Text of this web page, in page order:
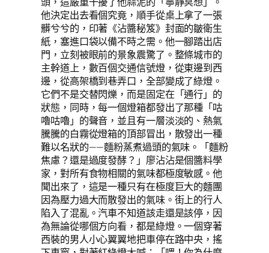
他決定出去看個究竟，順手從桌上拿了一張
髒兮兮的，印著《沾醬秘笈》封面的皺衛生
紙，塞進口袋以備不時之需。他一腳踏出店
門，立刻被眼前的景象震驚了。整條城市的
主幹道上，數百個交通信號燈，從東邊到西
邊，從高架橋到巷弄口，全部變成了綠燈。
它們不是交替閃爍，而是固定在「通行」的
狀態，同時，每一個燈箱都發出了那種「咕
嚕咕嚕」的聲音，並且有一層淡淡的、熱氣
騰騰的白霧從燈箱的頂部冒出，散發出一種
難以名狀的——麵粉蒸煮過頭的氣味。「麵粉
焦慮？還是過度發酵？」廖沾沾是個醬料學
家，對所有食物相關的氣味都極度敏感。他
聞出來了，這是一種只有在極度巨大的麵團
因為壓力過大而散發出的氣味。街上的行人
陷入了混亂。汽車不知道該走還是該停，因
為無論從哪個方向看，都是綠燈。一個穿著
西裝的男人小心翼翼地把車停在路中央，搖